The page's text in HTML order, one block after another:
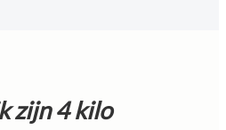
zijn 4 kilo